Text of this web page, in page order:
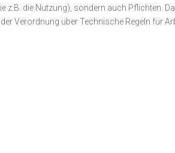
z.B. die Nutzung), sondern auch Pflichten.
Verordnung über Technische Regeln für